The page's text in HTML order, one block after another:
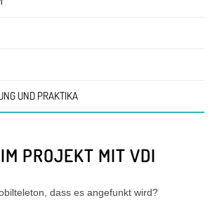
UND PRAKTIKA
PROJEKT MIT VDI
dass es angefunkt wird?